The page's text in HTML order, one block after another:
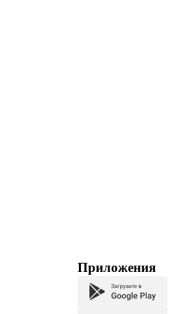
Приложения